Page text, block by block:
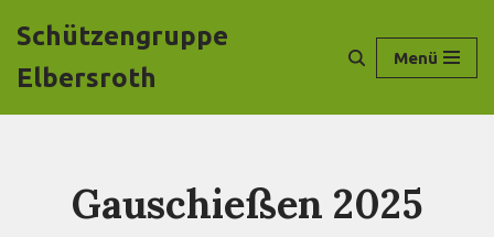
Inhalt
springen
Schützengruppe
Elbersroth
Menü
Gauschießen 2025